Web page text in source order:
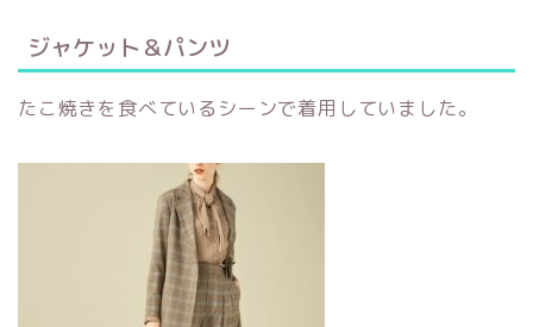
ジャケット＆パンツ
たこ焼きを食べているシーンで着用していました。